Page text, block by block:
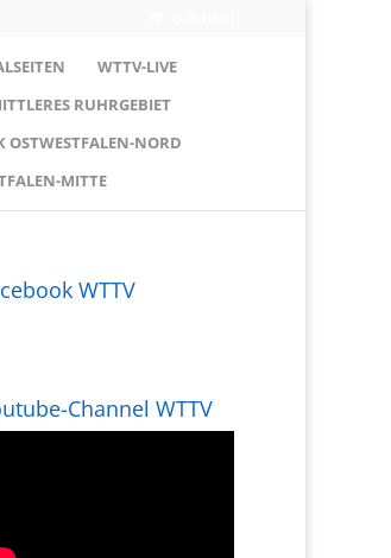
WTTV-LIVE
RUHRGEBIET
OSTWESTFALEN-NORD
MITTE
WTTV
Channel WTTV